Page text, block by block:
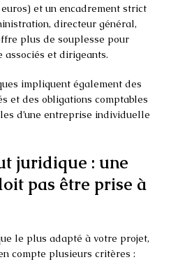
et un encadrement strict
directeur général,
plus de souplesse pour
et dirigeants.
impliquent également des
et des obligations comptables
d’une entreprise individuelle
juridique : une
pas être prise à
le plus adapté à votre projet,
compte plusieurs critères :